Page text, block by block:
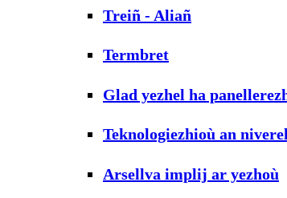
Treiñ - Aliañ
Termbret
Glad yezhel ha
Teknologiezhioù an niverel
Arsellva implij ar yezhoù